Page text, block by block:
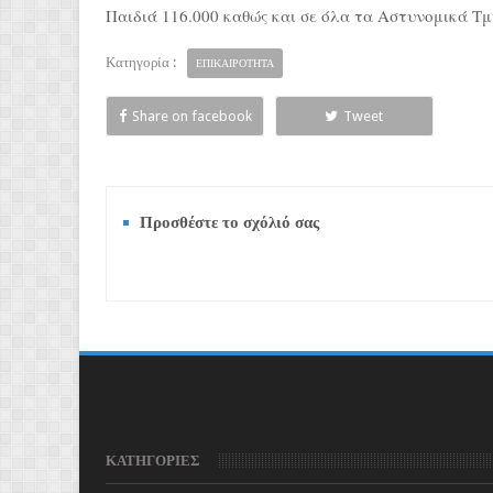
Παιδιά 116.000 καθώς και σε όλα τα Αστυνομικά
Κατηγορία : ΕΠΙΚΑΙΡΟΤΗΤΑ
Share on facebook Tweet
Προσθέστε το σχόλιό σας
ΚΑΤΗΓΟΡΙΕΣ